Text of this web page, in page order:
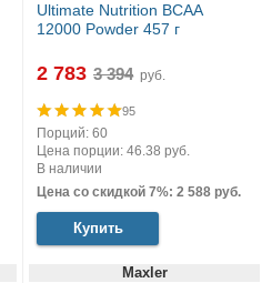
Ultimate Nutrition BCAA
12000 Powder 457 г
2 783 руб.
95
Порций: 60
Цена порции: 46.38 руб.
В наличии
Цена со скидкой 7%: 2 588 руб.
Купить
Maxler